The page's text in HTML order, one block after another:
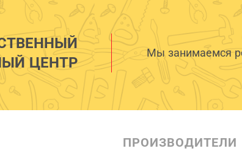
ЦЕНТР
Мы занимаемся
ПРОИЗВОДИТЕЛИ